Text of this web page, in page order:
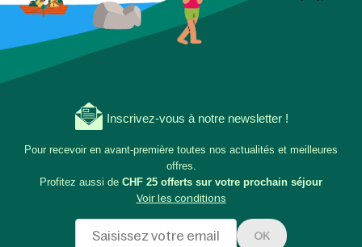
Inscrivez-vous à notre newsletter !
Pour recevoir en avant-première toutes nos actualités et meilleures
offres.
Profitez aussi de CHF 25 offerts sur votre prochain séjour
Voir les conditions
OK